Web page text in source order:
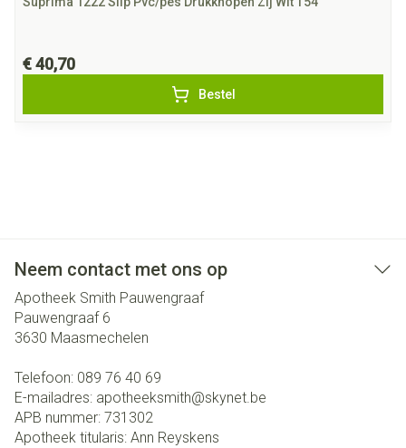
€ 40,70
Bestel
Neem contact met ons op
Apotheek Smith Pauwengraaf
Pauwengraaf 6
3630 Maasmechelen
Telefoon: 089 76 40 69
E-mailadres: apotheeksmith@skynet.be
APB nummer: 731302
Apotheek titularis: Ann Reyskens